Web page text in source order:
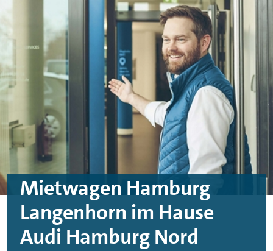
Skip to main content
Skip to footer
Mietwagen Hamburg
Langenhorn im Hause
Audi Hamburg Nord